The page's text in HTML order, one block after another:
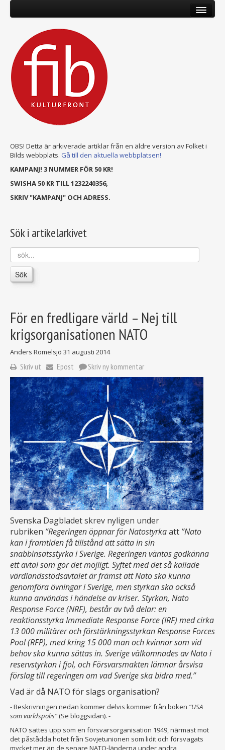
OBS! Detta är arkiverade artiklar från en äldre version av Folket i
Bilds webbplats. Gå till den aktuella webbplatsen!
KAMPANJ! 3 NUMMER FÖR 50 KR!
SWISHA 50 KR TILL 1232240356,
SKRIV "KAMPANJ" OCH ADRESS.
Sök i artikelarkivet
sök...
Sök
För en fredligare värld – Nej till
krigsorganisationen NATO
Anders Romelsjö 31 augusti 2014
Skriv ut Epost Skriv ny kommentar
Svenska Dagbladet skrev nyligen under
rubriken ”Regeringen öppnar för Natostyrkaatt ”Nato
kan i framtiden få tillstånd att sätta in sin
snabbinsatsstyrka i Sverige. Regeringen väntas godkänna
ett avtal som gör det möjligt. Syftet med det så kallade
värdlandsstödsavtalet är främst att Nato ska kunna
genomföra övningar i Sverige, men styrkan ska också
kunna användas i händelse av kriser. Styrkan, Nato
Response Force (NRF), består av två delar: en
reaktionsstyrka Immediate Response Force (IRF) med cirka
13 000 militärer och förstärkningsstyrkan Response Forces
Pool (RFP), med kring 15 000 man och kvinnor som vid
behov ska kunna sättas in. Sverige välkomnades av Nato i
reservstyrkan i fjol, och Försvarsmakten lämnar årsvisa
förslag till regeringen om vad Sverige ska bidra med.”
Vad är då NATO för slags organisation?
- Beskrivningen nedan kommer delvis kommer från boken ”USA
som världspolis”(Se bloggsidan). -
NATO sattes upp som en försvarsorganisation 1949, närmast mot
det påstådda hotet från Sovjetunionen som lidit och försvagats
mycket mer än de senare NATO-länderna under andra